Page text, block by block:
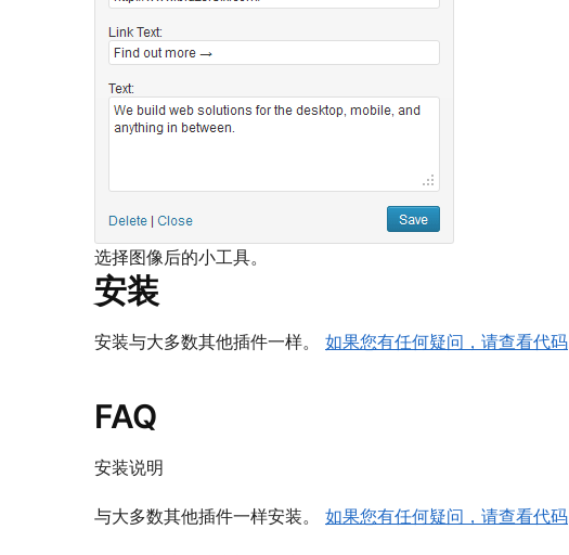
选择图像后的小工具。
安装
安装与大多数其他插件一样。 如果您有任何疑问，请查看代码
FAQ
安装说明
与大多数其他插件一样安装。 如果您有任何疑问，请查看代码